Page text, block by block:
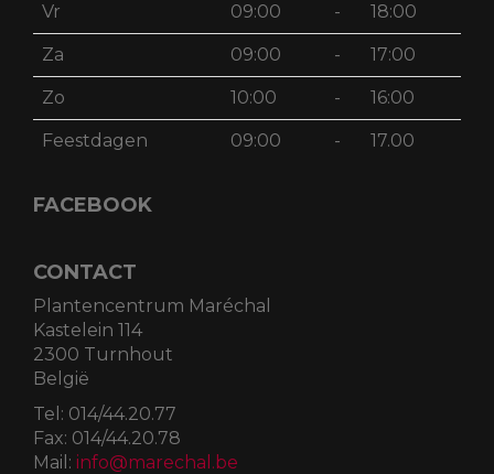
Vr 09:00 - 18:00
Za 09:00 - 17:00
Zo 10:00 - 16:00
Feestdagen 09:00 - 17.00
FACEBOOK
CONTACT
Plantencentrum Maréchal
Kastelein 114
2300 Turnhout
België
Tel: 014/44.20.77
Fax: 014/44.20.78
Mail: info@marechal.be